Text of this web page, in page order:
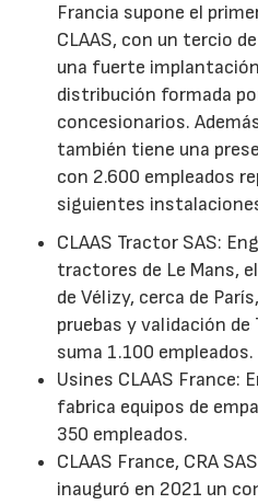
Francia supone el
CLAAS, con un tercio
una fuerte
distribución formada
concesionarios.
también tiene una
con 2.600 empleados
siguientes
CLAAS Tractor SAS:
tractores de Le Mans,
de Vélizy, cerca de
pruebas y validación
suma 1.100 empleados.
Usines CLAAS France:
fabrica equipos de
350 empleados.
CLAAS France, CRA
inauguró en 2021 un